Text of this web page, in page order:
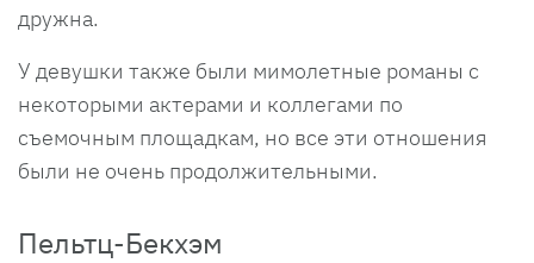
дружна.
У девушки также были мимолетные романы с
некоторыми актерами и коллегами по
съемочным площадкам, но все эти отношения
были не очень продолжительными.
Пельтц-Бекхэм